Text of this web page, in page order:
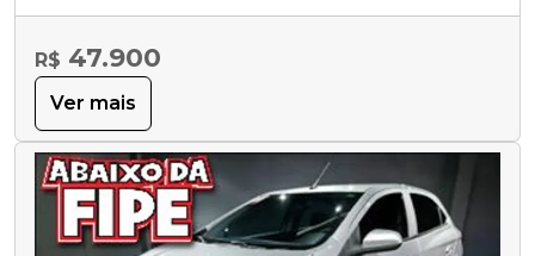
R$ 47.900
Ver mais